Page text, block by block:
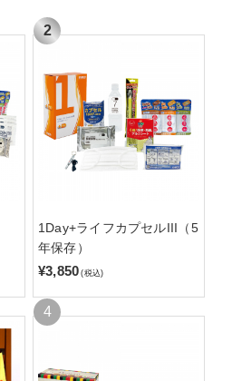
1Day+ライフカプセルIII（5
年保存）
¥3,850 (税込)